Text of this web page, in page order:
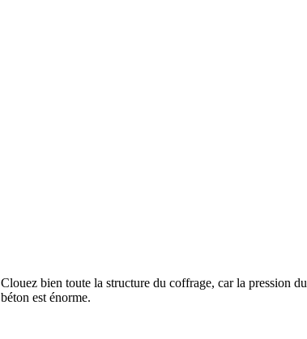
Clouez bien toute la structure du coffrage, car la pression du
béton est énorme.